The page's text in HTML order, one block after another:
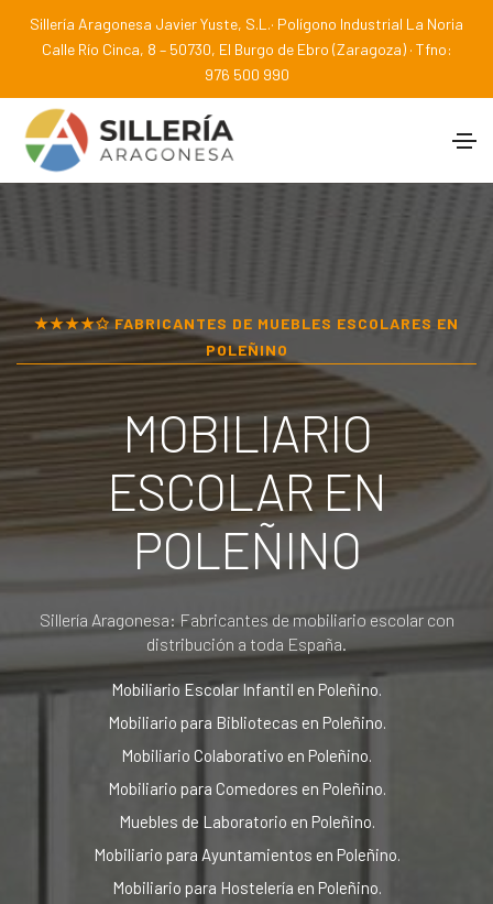
Sillería Aragonesa Javier Yuste, S.L.· Polígono Industrial La Noria
Calle Río Cinca, 8 – 50730, El Burgo de Ebro (Zaragoza) · Tfno:
976 500 990
★★★★✩ FABRICANTES DE MUEBLES ESCOLARES EN
POLEÑINO
MOBILIARIO
ESCOLAR EN
POLEÑINO
Sillería Aragonesa: Fabricantes de mobiliario escolar con
distribución a toda España.
Mobiliario Escolar Infantil en Poleñino.
Mobiliario para Bibliotecas en Poleñino.
Mobiliario Colaborativo en Poleñino.
Mobiliario para Comedores en Poleñino.
Muebles de Laboratorio en Poleñino.
Mobiliario para Ayuntamientos en Poleñino.
Mobiliario para Hostelería en Poleñino.